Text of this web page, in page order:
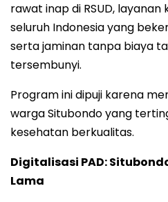
rawat inap di RSUD, layanan
seluruh Indonesia yang
serta jaminan tanpa biaya
tersembunyi.
Program ini dipuji karena
warga Situbondo yang
kesehatan berkualitas.
Digitalisasi PAD:
Lama